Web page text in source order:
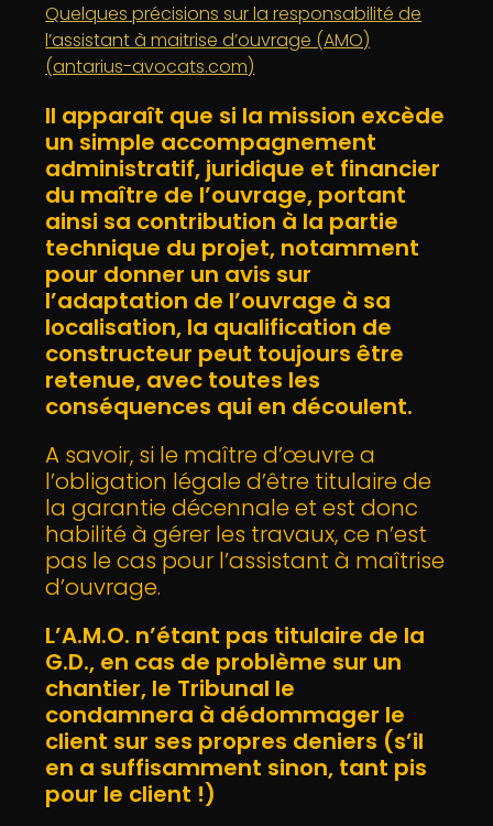
Quelques précisions sur la responsabilité de
l’assistant à maitrise d’ouvrage (AMO)
(antarius-avocats.com)
Il apparaît que si la mission excède
un simple accompagnement
administratif, juridique et financier
du maître de l’ouvrage, portant
ainsi sa contribution à la partie
technique du projet, notamment
pour donner un avis sur
l’adaptation de l’ouvrage à sa
localisation, la qualification de
constructeur peut toujours être
retenue, avec toutes les
conséquences qui en découlent.
A savoir, si le maître d’œuvre a
l’obligation légale d’être titulaire de
la garantie décennale et est donc
habilité à gérer les travaux, ce n’est
pas le cas pour l’assistant à maîtrise
d’ouvrage.
L’A.M.O. n’étant pas titulaire de la
G.D., en cas de problème sur un
chantier, le Tribunal le
condamnera à dédommager le
client sur ses propres deniers (s’il
en a suffisamment sinon, tant pis
pour le client !)